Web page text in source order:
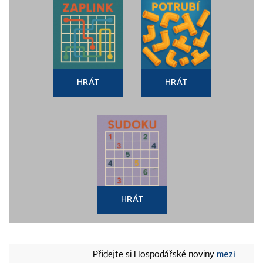
HRÁT HRÁT
HRÁT
Přidejte si Hospodářské noviny mezi